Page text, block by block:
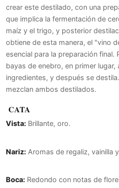
crear este destilado, con una
que implica la fermentación de
maíz y el trigo, y posterior
obtiene de esta manera, el "vino
esencial para la preparación final.
bayas de enebro, en primer
ingredientes, y después se
mezclan ambos destilados.
CATA
Vista: Brillante, oro.
Nariz: Aromas de regaliz, vainilla
Boca: Redondo con notas de